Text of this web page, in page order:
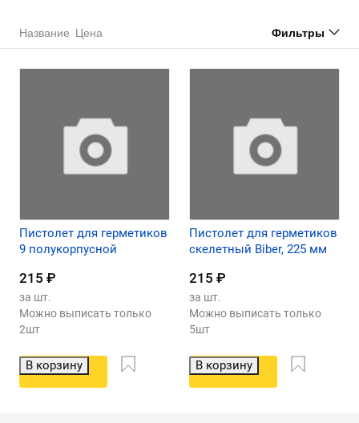
Название Цена Фильтры
Пистолет для герметиков
9 полукорпусной
215 ₽
за шт.
Можно выписать только
2шт
В корзину
Пистолет для герметиков
скелетный Biber, 225 мм
215 ₽
за шт.
Можно выписать только
5шт
В корзину